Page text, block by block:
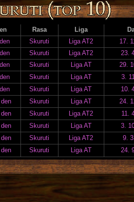
Rasa Liga
Skuruti Liga AT2 17.
Skuruti Liga AT2 23.
Skuruti Liga AT 29.
Skuruti Liga AT 3.
Skuruti Liga AT 10.
Skuruti Liga AT 24.
Skuruti Liga AT2 11.
Skuruti Liga AT 3.
Skuruti Liga AT2 9.
Skuruti Liga AT 24.